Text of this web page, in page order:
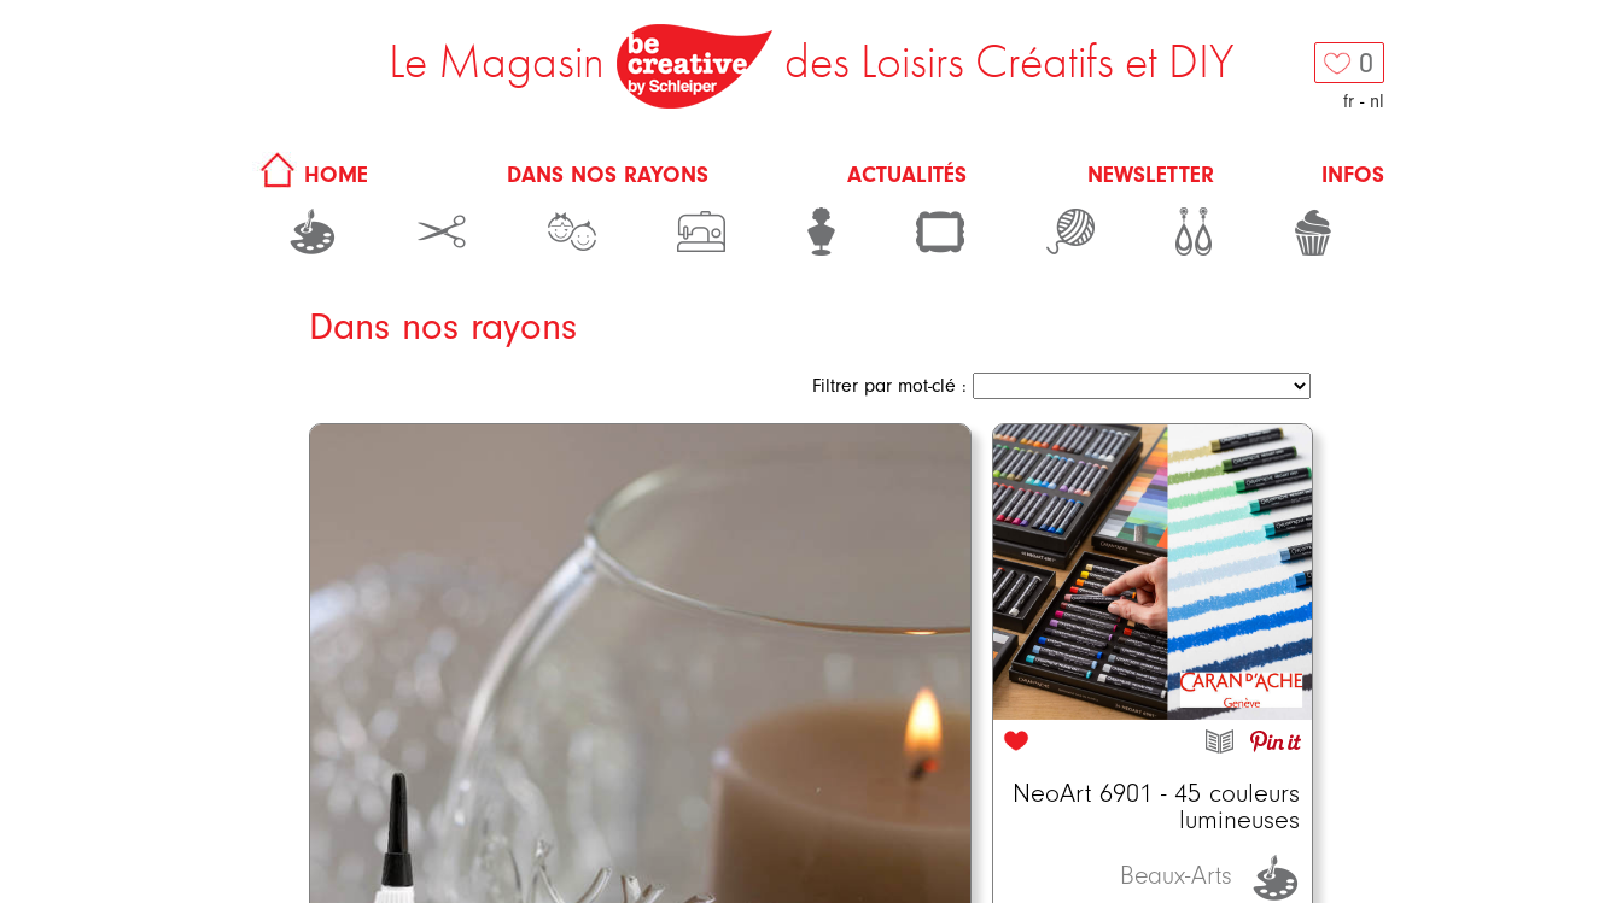
0
fr - nl
Le Magasin des Loisirs Créatifs et DIY
HOME DANS NOS RAYONS ACTUALITÉS NEWSLETTER INFOS
Dans nos rayons
Filtrer par mot-clé :
NeoArt 6901 - 45 couleurs
lumineuses
Beaux-Arts